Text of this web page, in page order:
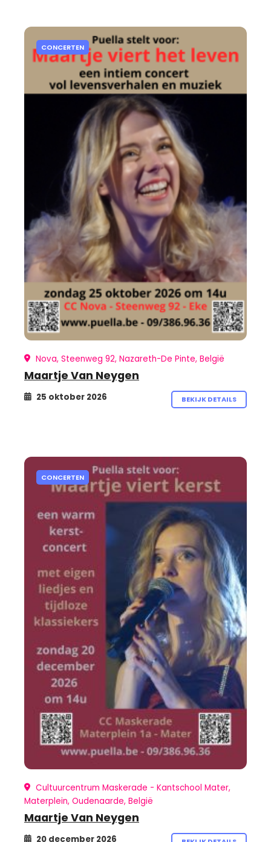
CONCERTEN
Nova, Steenweg 92, Nazareth-De Pinte, België
Maartje Van Neygen
25 oktober 2026 BEKIJK DETAILS
CONCERTEN
Cultuurcentrum Maskerade - Kantschool Mater,
Materplein, Oudenaarde, België
Maartje Van Neygen
20 december 2026